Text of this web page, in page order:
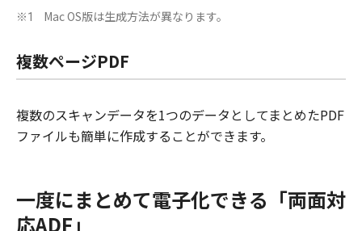
※1 Mac OS版は生成方法が異なります。
複数ページPDF
複数のスキャンデータを1つのデータとしてまとめたPDF
ファイルも簡単に作成することができます。
一度にまとめて電子化できる「両面対
応ADF」